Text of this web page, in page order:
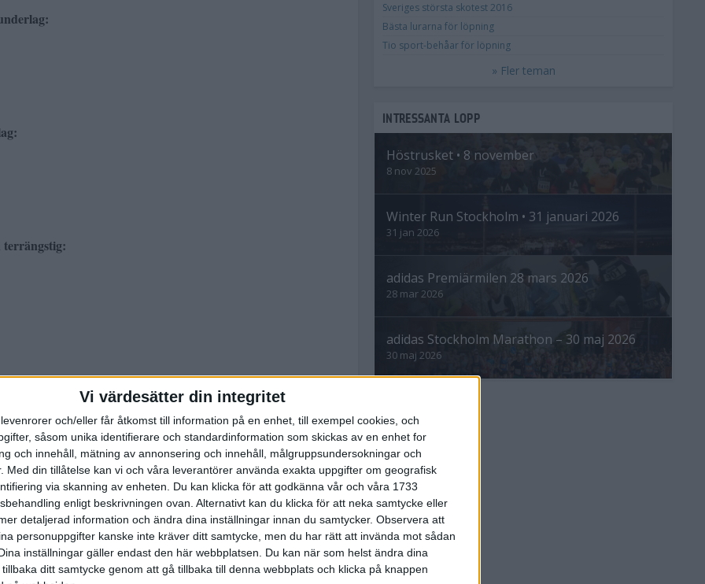
Vi värdesätter din integritet
och/eller får åtkomst till information på en enhet, till exempel cookies, och
såsom unika identifierare och standardinformation som skickas av en enhet for
och innehåll, mätning av annonsering och innehåll, målgruppsundersokningar och
Med din tillåtelse kan vi och våra leverantörer använda exakta uppgifter om geografisk
via skanning av enheten. Du kan klicka för att godkänna vår och våra 1733
enligt beskrivningen ovan. Alternativt kan du klicka för att neka samtycke eller
detaljerad information och ändra dina inställningar innan du samtycker. Observera att
personuppgifter kanske inte kräver ditt samtycke, men du har rätt att invända mot sådan
inställningar gäller endast den här webbplatsen. Du kan när som helst ändra dina
ditt samtycke genom att gå tillbaka till denna webbplats och klicka på knappen
terrängstig:
sponsrade men däremot vana användare av
betyg. Däremot kan man inte dra
den mer vetenskapliga mätningen som
där man är nere på felmarginal i promille.
Sveriges största skotest 2016
Bästa lurarna för löpning
Tio sport-behåar för löpning
» Fler teman
INTRESSANTA LOPP
Höstrusket • 8 november
8 nov 2025
Winter Run Stockholm • 31 januari 2026
31 jan 2026
adidas Premiärmilen 28 mars 2026
28 mar 2026
adidas Stockholm Marathon – 30 maj 2026
30 maj 2026